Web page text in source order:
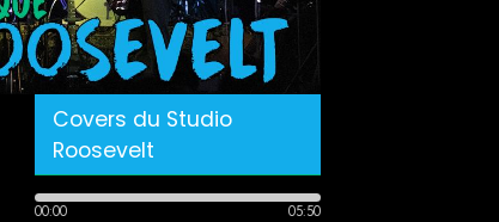
Covers du Studio
Roosevelt
00:00 05:50